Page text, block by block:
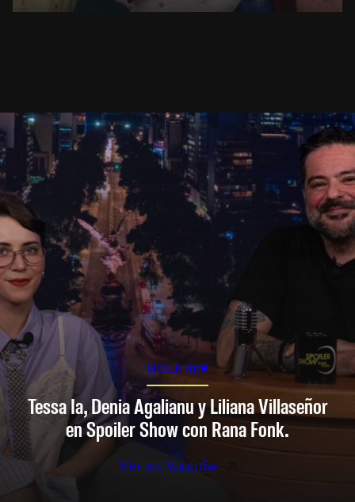
SPOILER SHOW
Tessa Ia, Denia Agalianu y Liliana Villaseñor
en Spoiler Show con Rana Fonk.
Ver en Youtube